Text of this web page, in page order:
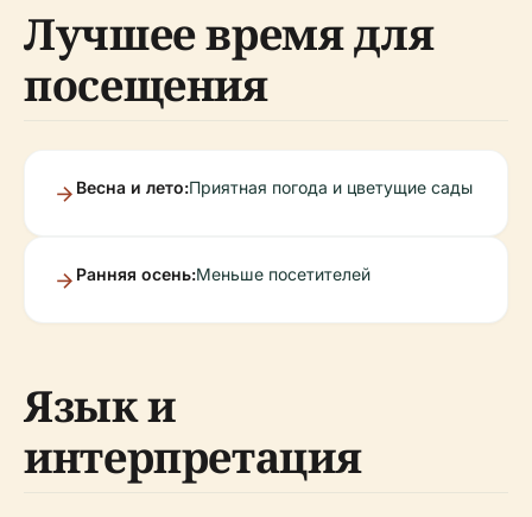
Лучшее время для
посещения
Весна и лето:Приятная погода и цветущие сады
Ранняя осень:Меньше посетителей
Язык и
интерпретация